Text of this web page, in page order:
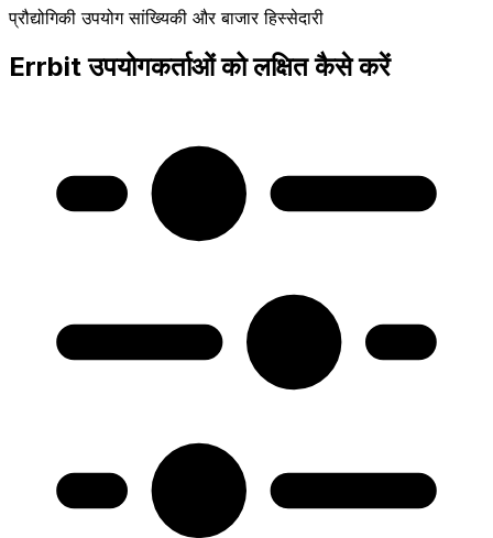
प्रौद्योगिकी उपयोग सांख्यिकी और बाजार हिस्सेदारी
Errbit उपयोगकर्ताओं को लक्षित कैसे करें